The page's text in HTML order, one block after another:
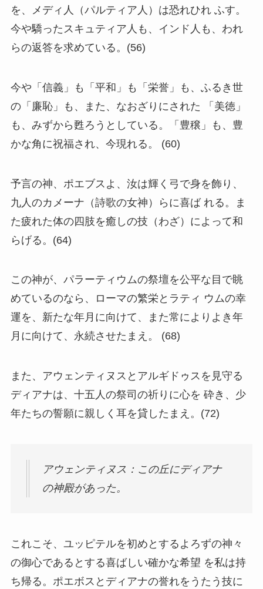
を、メディ人（パルティア人）は恐れひれ ふす。
今や驕ったスキュティア人も、インド人も、われ
らの返答を求めている。(56)
今や「信義」も「平和」も「栄誉」も、ふるき世
の「廉恥」も、また、なおざりにされた 「美徳」
も、みずから甦ろうとしている。「豊穣」も、豊
かな角に祝福され、今現れる。 (60)
予言の神、ポエブスよ、汝は輝く弓で身を飾り、
九人のカメーナ（詩歌の女神）らに喜ば れる。ま
た疲れた体の四肢を癒しの技（わざ）によって和
らげる。(64)
この神が、パラーティウムの祭壇を公平な目で眺
めているのなら、ローマの繁栄とラティ ウムの幸
運を、新たな年月に向けて、また常によりよき年
月に向けて、永続させたまえ。 (68)
また、アウェンティヌスとアルギドゥスを見守る
ディアナは、十五人の祭司の祈りに心を 砕き、少
年たちの誓願に親しく耳を貸したまえ。(72)
アウェンティヌス：この丘にディアナ
の神殿があった。
これこそ、ユッピテルを初めとするよろずの神々
の御心であるとする喜ばしい確かな希望 を私は持
ち帰る。ポエボスとディアナの誉れをうたう技に